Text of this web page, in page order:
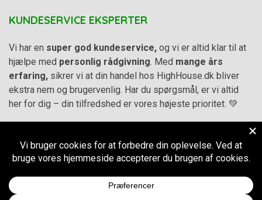
KUNDESERVICE EKSPERTER
Vi har en super god kundeservice, og vi er altid klar til at
hjælpe med personlig rådgivning . Med mange års
erfaring, sikrer vi at din handel hos HighHouse.dk bliver
ekstra nem og brugervenlig. Har du spørgsmål, er vi altid
her for dig – din tilfredshed er vores højeste prioritet. 💚
Handelsbetingelser–
Cookie- og privatlivspolitik